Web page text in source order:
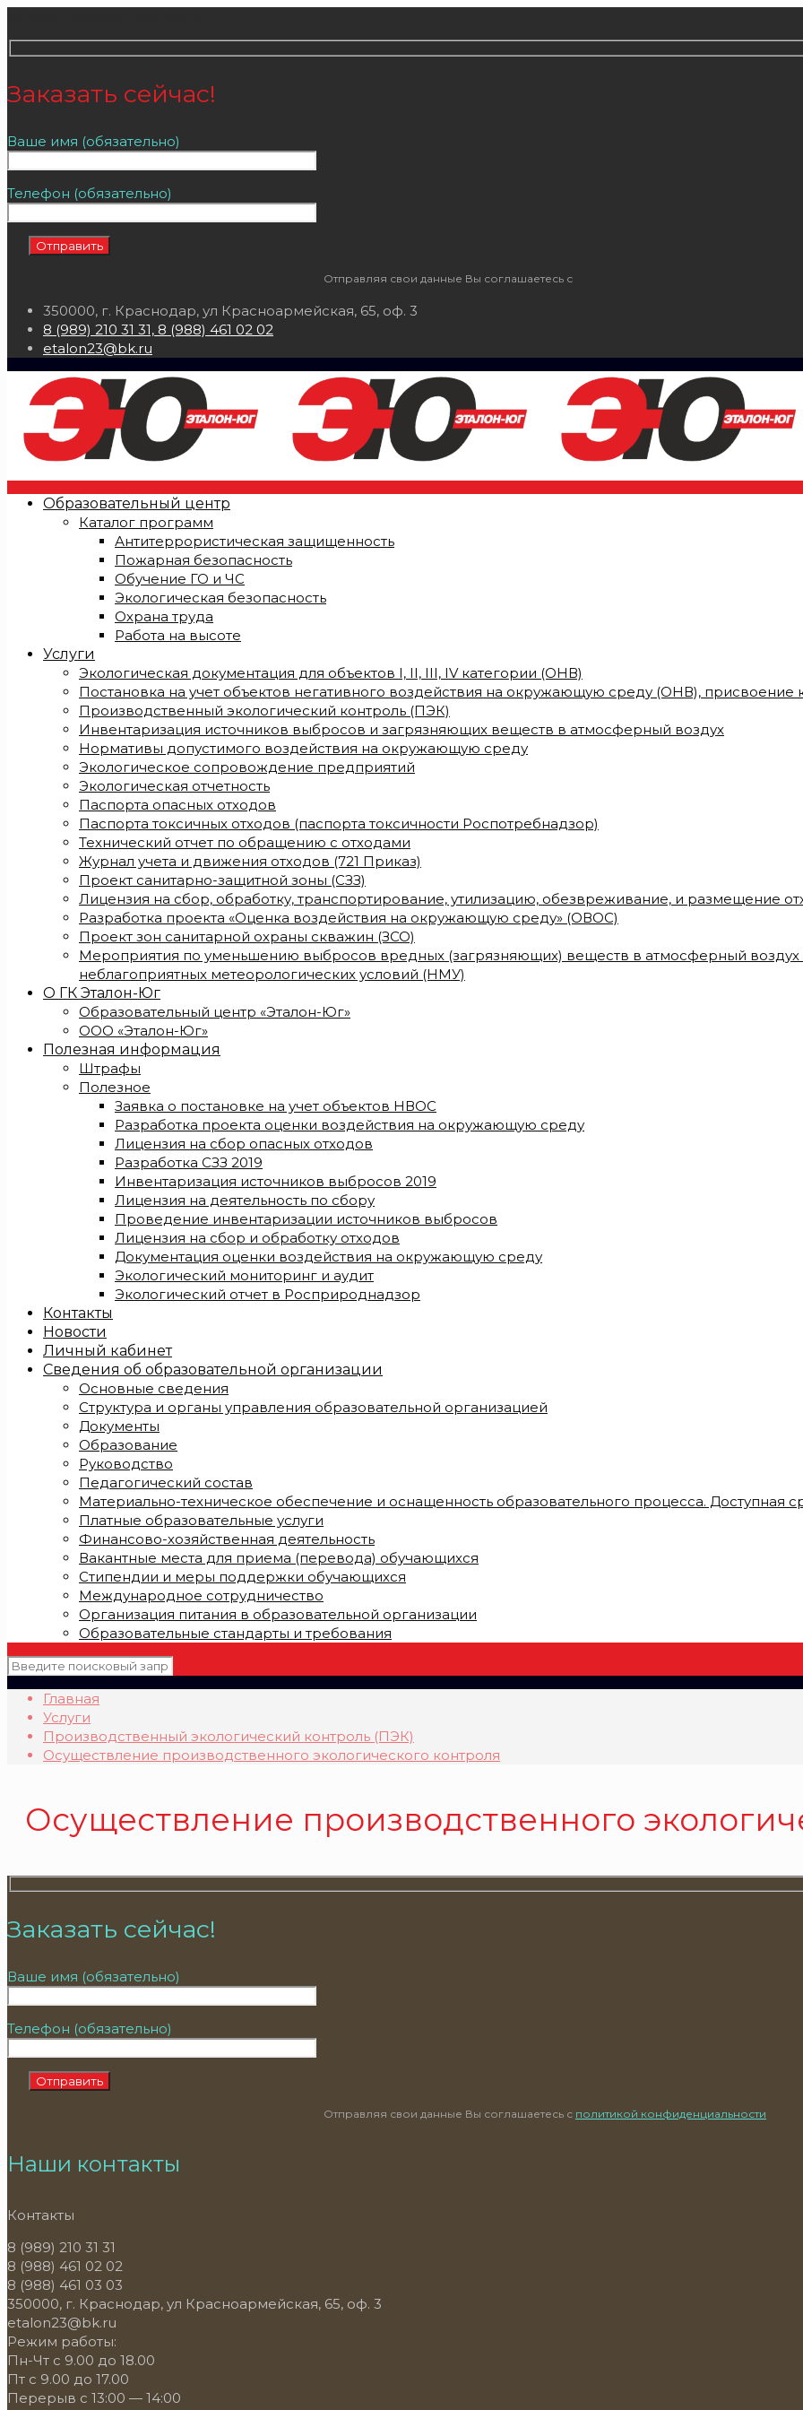
Заказать сейчас!
Ваше имя (обязательно)
Телефон (обязательно)
Отправляя свои данные Вы соглашаетесь с
350000, г. Краснодар, ул Красноармейская, 65, оф. 3
8 (989) 210 31 31, 8 (988) 461 02 02
etalon23@bk.ru
Образовательный центр
Каталог программ
Антитеррористическая защищенность
Пожарная безопасность
Обучение ГО и ЧС
Экологическая безопасность
Охрана труда
Работа на высоте
Услуги
Экологическая документация для объектов I, II, III, IV категории (ОНВ)
Постановка на учет объектов негативного воздействия на окружающую среду (ОНВ), присвоение
Производственный экологический контроль (ПЭК)
Инвентаризация источников выбросов и загрязняющих веществ в атмосферный воздух
Нормативы допустимого воздействия на окружающую среду
Экологическое сопровождение предприятий
Экологическая отчетность
Паспорта опасных отходов
Паспорта токсичных отходов (паспорта токсичности Роспотребнадзор)
Технический отчет по обращению с отходами
Журнал учета и движения отходов (721 Приказ)
Проект санитарно-защитной зоны (СЗЗ)
Лицензия на сбор, обработку, транспортирование, утилизацию, обезвреживание, и размещение
Разработка проекта «Оценка воздействия на окружающую среду» (ОВОС)
Проект зон санитарной охраны скважин (ЗСО)
Мероприятия по уменьшению выбросов вредных (загрязняющих) веществ в атмосферный
неблагоприятных метеорологических условий (НМУ)
О ГК Эталон-Юг
Образовательный центр «Эталон-Юг»
ООО «Эталон-Юг»
Полезная информация
Штрафы
Полезное
Заявка о постановке на учет объектов НВОС
Разработка проекта оценки воздействия на окружающую среду
Лицензия на сбор опасных отходов
Разработка СЗЗ 2019
Инвентаризация источников выбросов 2019
Лицензия на деятельность по сбору
Проведение инвентаризации источников выбросов
Лицензия на сбор и обработку отходов
Документация оценки воздействия на окружающую среду
Экологический мониторинг и аудит
Экологический отчет в Росприроднадзор
Контакты
Новости
Личный кабинет
Сведения об образовательной организации
Основные сведения
Структура и органы управления образовательной организацией
Документы
Образование
Руководство
Педагогический состав
Материально-техническое обеспечение и оснащенность образовательного процесса. Доступная
Платные образовательные услуги
Финансово-хозяйственная деятельность
Вакантные места для приема (перевода) обучающихся
Стипендии и меры поддержки обучающихся
Международное сотрудничество
Организация питания в образовательной организации
Образовательные стандарты и требования
Главная
Услуги
Производственный экологический контроль (ПЭК)
Осуществление производственного экологического контроля
Осуществление производственного
Заказать сейчас!
Ваше имя (обязательно)
Телефон (обязательно)
Отправляя свои данные Вы соглашаетесь с политикой конфиденциальности
Наши контакты
Контакты
8 (989) 210 31 31
8 (988) 461 02 02
8 (988) 461 03 03
350000, г. Краснодар, ул Красноармейская, 65, оф. 3
etalon23@bk.ru
Режим работы:
Пн-Чт с 9.00 до 18.00
Пт с 9.00 до 17.00
Перерыв с 13:00 — 14:00